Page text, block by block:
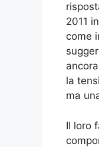
2011
come
la
ma
Il loro